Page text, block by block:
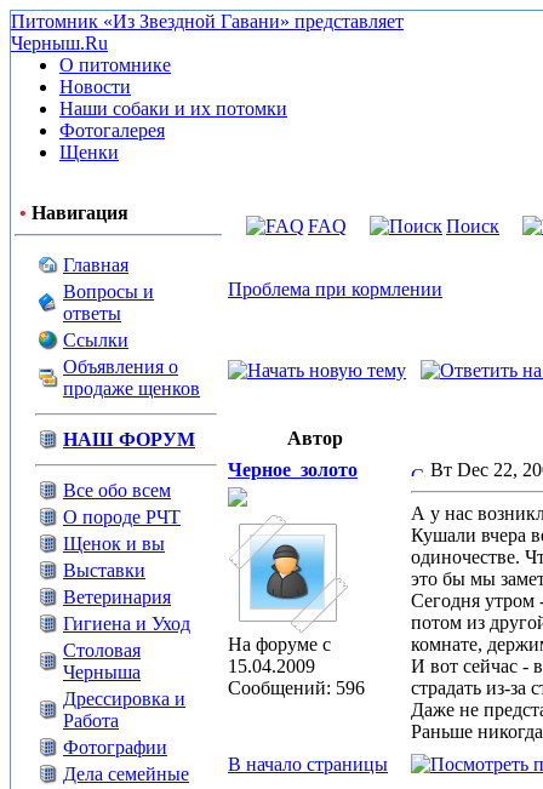
Питомник «Из Звездной Гавани» представляет
Черныш.Ru
О питомнике
Новости
Наши собаки и их потомки
Фотогалерея
Щенки
• Навигация
Главная
Вопросы и
ответы
Ссылки
Объявления о
продаже щенков
НАШ ФОРУМ
Все обо всем
О породе РЧТ
Щенок и вы
Выставки
Ветеринария
Гигиена и Уход
Столовая
Черныша
Дрессировка и
Работа
Фотографии
Дела семейные
FAQ Поиск
Проблема при кормлении
Автор
Черное_золото
На форуме с
15.04.2009
Сообщений: 596
Вт Dec 22,
А у нас
Кушали вчера
одиночестве.
это бы мы
Сегодня утром
потом из
комнате,
И вот сейчас -
страдать из-
Даже не
Раньше
В начало страницы